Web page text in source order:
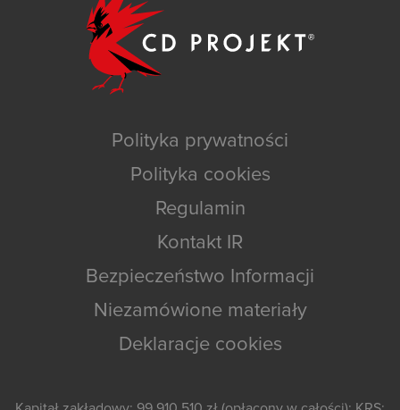
Polityka prywatności
Polityka cookies
Regulamin
Kontakt IR
Bezpieczeństwo Informacji
Niezamówione materiały
Deklaracje cookies